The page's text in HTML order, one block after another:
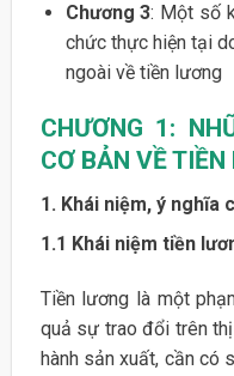
Chương 3: Một số
chức thực hiện tại
ngoài về tiền lương
CHƯƠNG 1:
CƠ BẢN VỀ TIỀN
1. Khái niệm, ý nghĩa
1.1 Khái niệm tiền
Tiền lương là một
quả sự trao đổi trên
hành sản xuất, cần có